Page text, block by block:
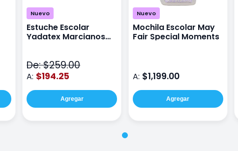
Nuevo
Estuche Escolar
Yadatex Marcianos
De: $259.00
A: $194.25
Agregar
Nuevo
Mochila Escolar May
Fair Special Moments
A: $1,199.00
Agregar